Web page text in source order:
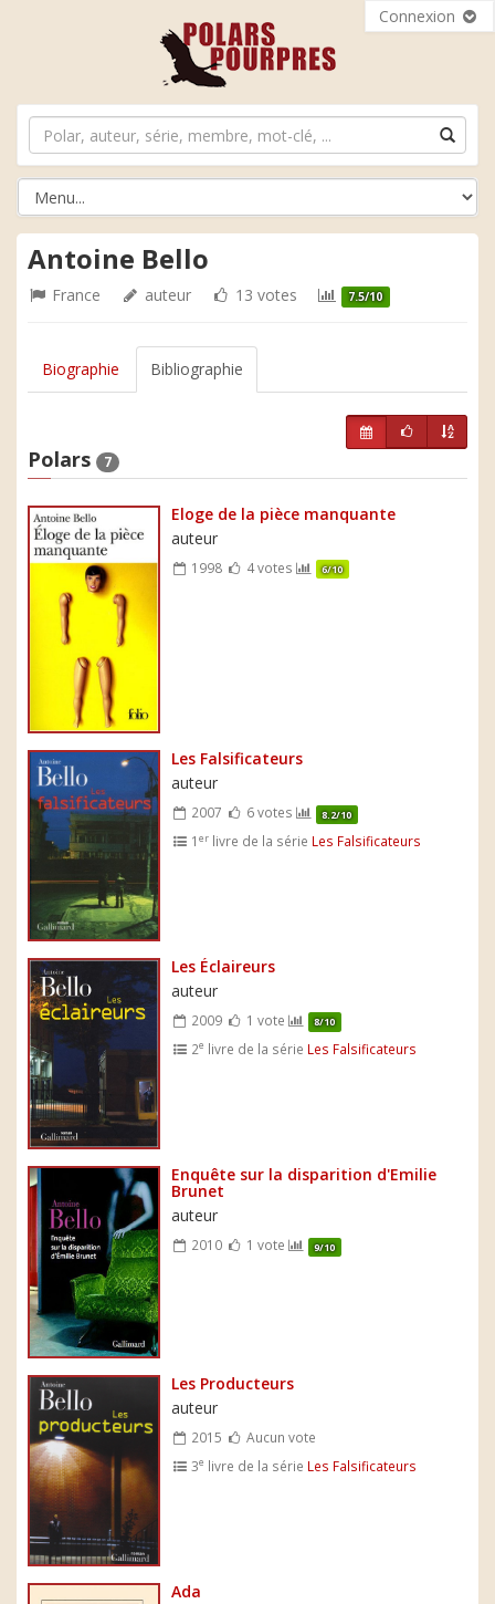
Connexion
Antoine Bello
France auteur 13 votes 7.5/10
Biographie Bibliographie
Polars 7
Eloge de la pièce manquante
auteur
1998 4 votes 6/10
Les Falsificateurs
auteur
2007 6 votes 8.2/10
1er livre de la série Les Falsificateurs
Les Éclaireurs
auteur
2009 1 vote 8/10
2e livre de la série Les Falsificateurs
Enquête sur la disparition d'Emilie
Brunet
auteur
2010 1 vote 9/10
Les Producteurs
auteur
2015
Aucun vote
3e livre de la série Les Falsificateurs
Ada